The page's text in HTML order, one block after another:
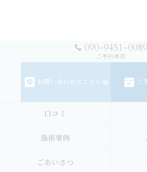
090-9451-0089
ご予約専用
お問い合わせはこちら ご
口コミ
施術事例
ごあいさつ